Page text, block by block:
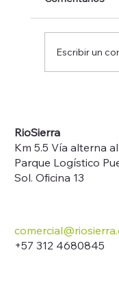
Escribir un
RioSierra
Km 5.5 Vía alterna
Parque Logístico
Sol. Oficina 13
+57 312 4680845